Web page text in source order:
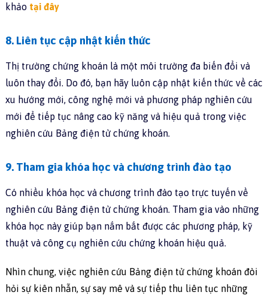
khảo tại đây
8. Liên tục cập nhật kiến thức
Thị trường chứng khoán là một môi trường đa biến đổi và
luôn thay đổi. Do đó, bạn hãy luôn cập nhật kiến thức về các
xu hướng mới, công nghệ mới và phương pháp nghiên cứu
mới để tiếp tục nâng cao kỹ năng và hiệu quả trong việc
nghiên cứu Bảng điện tử chứng khoán.
9. Tham gia khóa học và chương trình đào tạo
Có nhiều khóa học và chương trình đào tạo trực tuyến về
nghiên cứu Bảng điện tử chứng khoán. Tham gia vào những
khóa học này giúp bạn nắm bắt được các phương pháp, kỹ
thuật và công cụ nghiên cứu chứng khoán hiệu quả.
Nhìn chung, việc nghiên cứu Bảng điện tử chứng khoán đòi
hỏi sự kiên nhẫn, sự say mê và sự tiếp thu liên tục những